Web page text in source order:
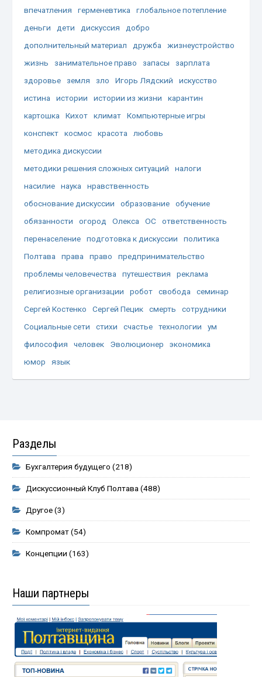
впечатления
герменевтика
глобальное потепление
деньги
дети дискуссия
добро
дополнительный материал
дружба
жизнеустройство
жизнь
занимательное право запасы
зарплата
здоровье
земля зло Игорь Лядский
искусство
истина
истории истории из жизни
карантин
картошка
Кихот климат
Компьютерные игры
конспект
космос красота
любовь
методика дискуссии
методики решения сложных ситуаций
налоги
насилие
наука
нравственность
обоснование дискуссии
образование
обучение
обязанности
огород Олекса ОС
ответственность
перенаселение
подготовка к дискуссии
политика
Полтава
права право
предпринимательство
проблемы человечества
путешествия
реклама
религиозные организации
робот свобода
семинар
Сергей Костенко
Сергей Пецик смерть
сотрудники
Социальные сети
стихи счастье технологии
ум
философия
человек Эволюционер
экономика
юмор
язык
Разделы
Бухгалтерия будущего (218)
Дискуссионный Клуб Полтава (488)
Другое(3)
Компромат(54)
Концепции (163)
Наши партнеры